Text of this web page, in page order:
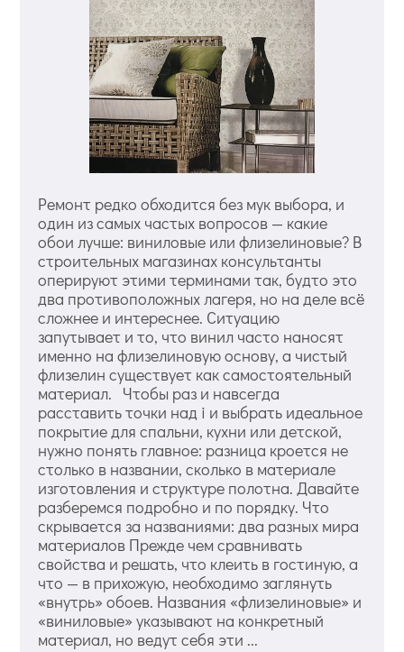
Ремонт редко обходится без мук выбора, и
один из самых частых вопросов — какие
обои лучше: виниловые или флизелиновые? В
строительных магазинах консультанты
оперируют этими терминами так, будто это
два противоположных лагеря, но на деле всё
сложнее и интереснее. Ситуацию
запутывает и то, что винил часто наносят
именно на флизелиновую основу, а чистый
флизелин существует как самостоятельный
материал. Чтобы раз и навсегда
расставить точки над i и выбрать идеальное
покрытие для спальни, кухни или детской,
нужно понять главное: разница кроется не
столько в названии, сколько в материале
изготовления и структуре полотна. Давайте
разберемся подробно и по порядку. Что
скрывается за названиями: два разных мира
материалов Прежде чем сравнивать
свойства и решать, что клеить в гостиную, а
что — в прихожую, необходимо заглянуть
«внутрь» обоев. Названия «флизелиновые» и
«виниловые» указывают на конкретный
материал, но ведут себя эти ...